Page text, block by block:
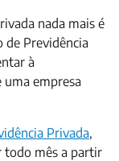
nada mais é
de Previdência
à
empresa
Privada,
todo mês a partir